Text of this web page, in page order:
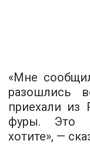
«Мне
разошлись
приехали из
фуры. Это
хотите», —